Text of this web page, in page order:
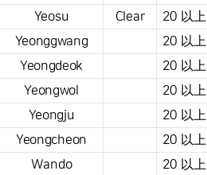
Yeosu
Clear 20 以上
Yeonggwang
20 以上
Yeongdeok
20 以上
Yeongwol
20 以上
Yeongju
20 以上
Yeongcheon
20 以上
Wando
20 以上